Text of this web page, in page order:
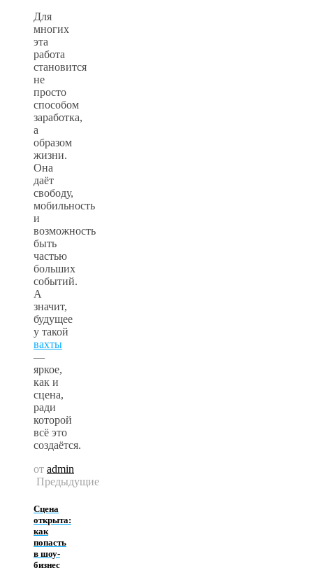
Для
многих
эта
работа
становится
не
просто
способом
заработка,
а
образом
жизни.
Она
даёт
свободу,
мобильность
и
возможность
быть
частью
больших
событий.
А
значит,
будущее
у такой
вахты
—
яркое,
как и
сцена,
ради
которой
всё это
создаётся.
от admin
Предыдущие
Сцена
открыта:
как
попасть
в шоу-
бизнес